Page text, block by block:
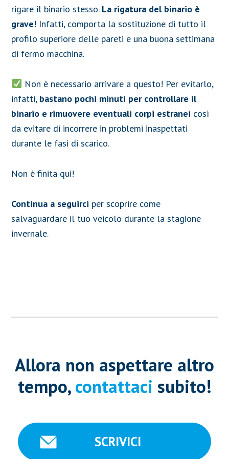
rigare il binario stesso. La rigatura del binario è
grave! Infatti, comporta la sostituzione di tutto il
profilo superiore delle pareti e una buona settimana
di fermo macchina.
Non è necessario arrivare a questo! Per evitarlo,
infatti, bastano pochi minuti per controllare il
binario e rimuovere eventuali corpi estranei così
da evitare di incorrere in problemi inaspettati
durante le fasi di scarico.
Non è finita qui!
Continua a seguirci per scoprire come
salvaguardare il tuo veicolo durante la stagione
invernale.
Allora non aspettare altro
tempo,contattaci subito!
SCRIVICI